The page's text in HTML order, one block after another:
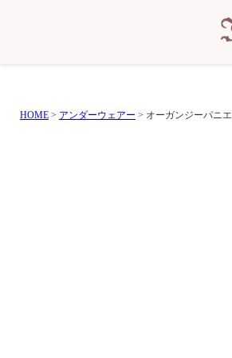
HOME アンダーウェアー オーガンジーパニエ